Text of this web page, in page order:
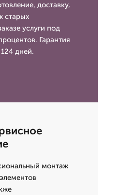
доставку,
старых
услуги под
Гарантия
дней.
монтаж